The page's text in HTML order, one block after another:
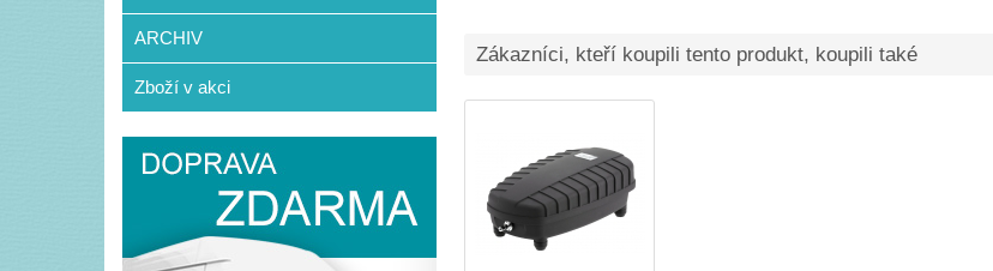
Zákazníci, kteří koupili tento produkt, koupili také
ARCHIV
Zboží v akci